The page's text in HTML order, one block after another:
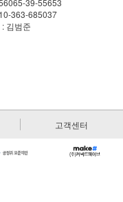
39-55653
363-685037
김범준
고객센터